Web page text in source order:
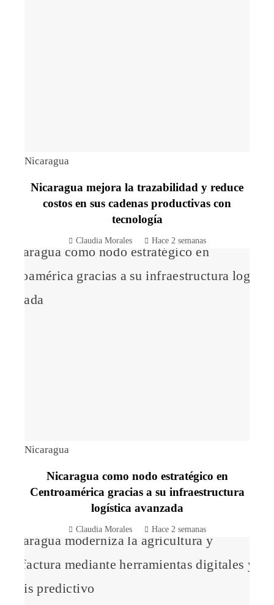
Nicaragua
Nicaragua mejora la trazabilidad y reduce
costos en sus cadenas productivas con
tecnología
Claudia Morales Hace 2 semanas
Nicaragua
Nicaragua como nodo estratégico en
Centroamérica gracias a su infraestructura
logística avanzada
Claudia Morales Hace 2 semanas